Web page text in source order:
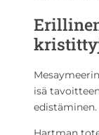
isä
edistäminen.